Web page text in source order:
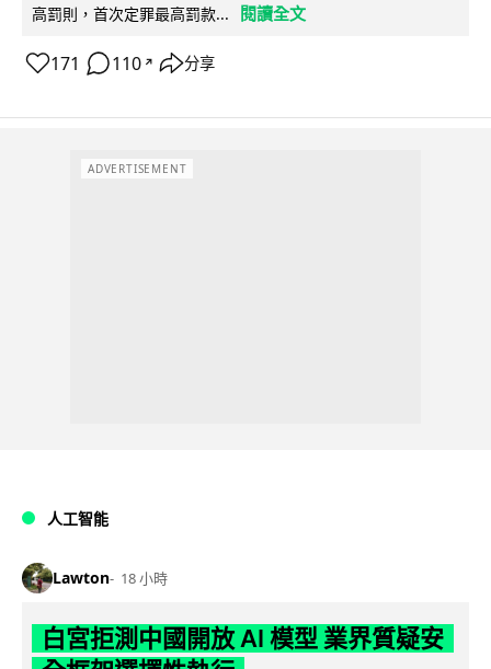
高罰則，首次定罪最高罰款...
閱讀全文
171 110 ↗ 分享
ADVERTISEMENT
人工智能
Lawton 18 小時
白宮拒測中國開放 AI 模型 業界質疑安